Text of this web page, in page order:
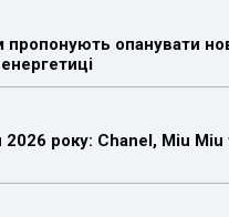
опанувати
року: Chanel, Miu Miu